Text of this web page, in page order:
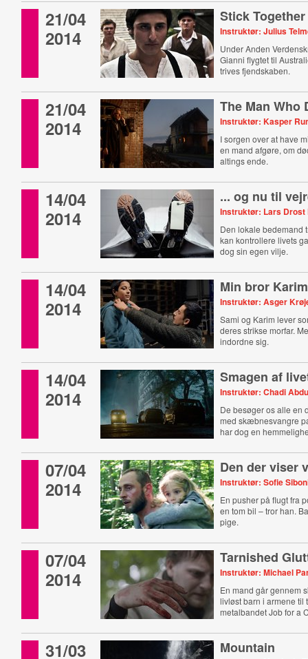
21/04
2014
Stick Together
Instruktør: Julius
Under Anden
Gianni flygtet til
trives fjendskaben.
21/04
2014
The Man Who
Instruktør: Kasper
I sorgen over at have
en mand afgøre, om
altings ende.
14/04
2014
... og nu til
Instruktør: Lars Drost
Den lokale bedemand
kan kontrollere livets
dog sin egen vilje.
14/04
2014
Min bror Karim
Instruktør: Asger
Sami og Karim lever
deres strikse morfar.
indordne sig.
14/04
2014
Smagen af
Instruktør: Chadi
De besøger os alle en
med skæbnesvangre
har dog en
07/04
2014
Den der viser
Instruktør: Sofie
En pusher på flugt fra
en tom bil – tror han.
pige.
07/04
2014
Tarnished
Instruktør: Michael
En mand går gennem
livløst barn i armene til
metalbandet Job for a
31/03
Mountain